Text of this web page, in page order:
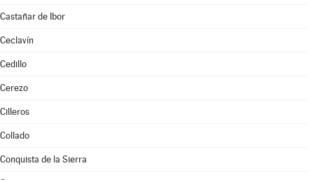
Castañar de Ibor
Ceclavín
Cedillo
Cerezo
Cilleros
Collado
Conquista de la Sierra